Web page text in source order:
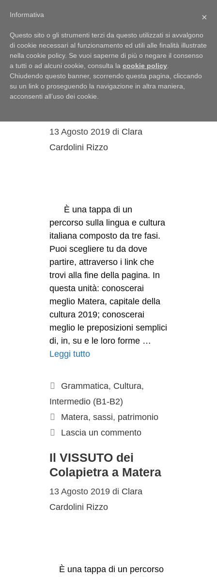
Menu
sassi
IN Basilicata SULLA
13 Agosto 2019 di Clara
Cardolini Rizzo
È una tappa di un
percorso sulla lingua e cultura
italiana composto da tre fasi.
Puoi scegliere tu da dove
partire, attraverso i link che
trovi alla fine della pagina. In
questa unità: conoscerai
meglio Matera, capitale della
cultura 2019; conoscerai
meglio le preposizioni semplici
di, in, su e le loro forme …
Leggi tutto
Grammatica, Cultura,
Intermedio (B1-B2)
Matera,sassi, patrimonio
Lascia un commento
Il VISSUTO dei
Colapietra a Matera
13 Agosto 2019 di Clara
Cardolini Rizzo
È una tappa di un percorso
×
Informativa
Questo sito o gli strumenti terzi da questo utilizzati si avvalgono
di cookie necessari al funzionamento ed utili alle finalità illustrate
nella cookie policy. Se vuoi saperne di più o negare il consenso
a tutti o ad alcuni cookie, consulta la cookie policy
Chiudendo questo banner, scorrendo questa pagina, cliccando
su un link o proseguendo la navigazione in altra maniera,
acconsenti all’uso dei cookie.